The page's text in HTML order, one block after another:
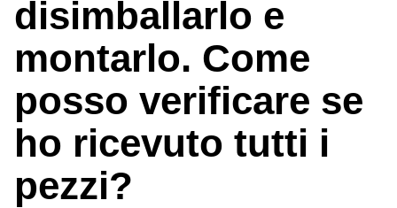
disimballarlo e
montarlo. Come
posso verificare se
ho ricevuto tutti i
pezzi?